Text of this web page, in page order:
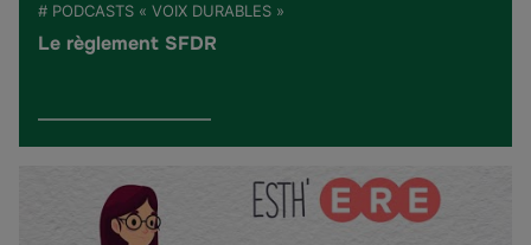
# PODCASTS « VOIX DURABLES »
Le règlement SFDR